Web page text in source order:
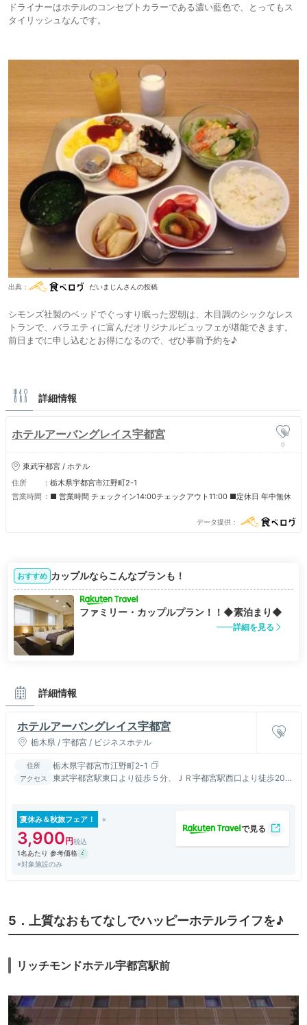
ドライナーはホテルのコンセプトカラーである濃い藍色で、とってもス
タイリッシュなんです。
出典： だいまじんさんの投稿
シモンズ社製のベッドでぐっすり眠った翌朝は、木目調のシックなレス
トランで、バラエティに富んだオリジナルビュッフェが堪能できます。
前日までに申し込むとお得になるので、ぜひ事前予約を♪
詳細情報
ホテルアーバングレイス宇都宮
0
東武宇都宮 / ホテル
住所
栃木県宇都宮市江野町2-1
営業時間
■ 営業時間 チェックイン14:00チェックアウト11:00 ■定休日 年中無休
データ提供
おすすめ カップルならこんなプランも！
ファミリー・カップルプラン！！◆素泊まり◆
詳細を見る
詳細情報
ホテルアーバングレイス宇都宮
栃木県 / 宇都宮 / ビジネスホテル
住所 栃木県宇都宮市江野町2-1
アクセス
東武宇都宮駅東口より徒歩５分、ＪＲ宇都宮駅西口より徒歩20
夏休み＆秋旅フェア！
3,900
1名あたり 参考価格
※対象施設のみ
5．上質なおもてなしでハッピーホテルライフを♪
リッチモンドホテル宇都宮駅前